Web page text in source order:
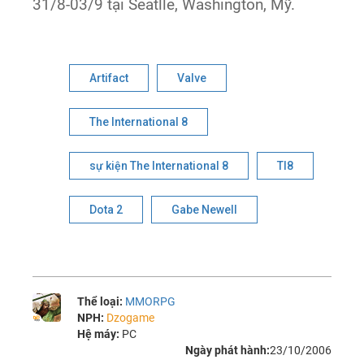
31/8-03/9 tại Seatlle, Washington, Mỹ.
Artifact Valve
The International 8
sự kiện The International 8 TI8
Dota 2 Gabe Newell
Thể loại: MMORPG
NPH: Dzogame
Hệ máy: PC
Ngày phát hành:23/10/2006